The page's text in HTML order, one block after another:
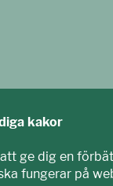
kakor
ge dig en
fungerar på